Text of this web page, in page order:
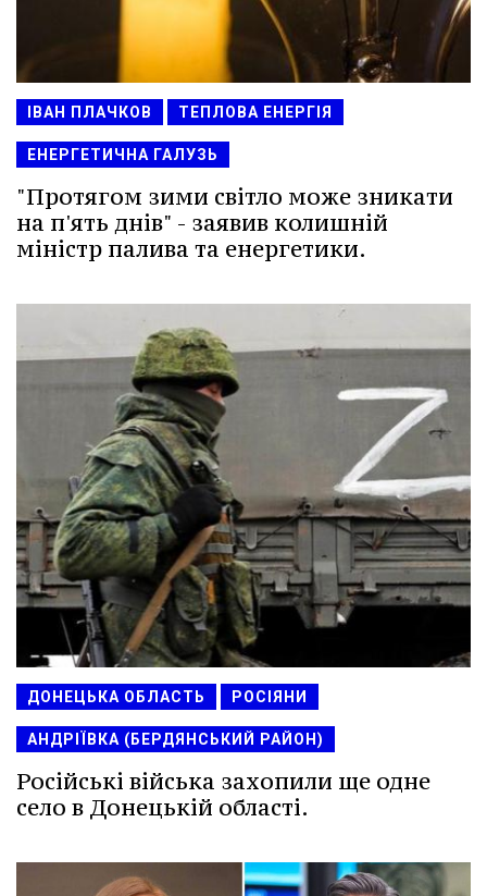
ІВАН ПЛАЧКОВ ТЕПЛОВА ЕНЕРГІЯ
ЕНЕРГЕТИЧНА ГАЛУЗЬ
"Протягом зими світло може зникати
на п'ять днів" - заявив колишній
міністр палива та енергетики.
ДОНЕЦЬКА ОБЛАСТЬ РОСІЯНИ
АНДРІЇВКА (БЕРДЯНСЬКИЙ РАЙОН)
Російські війська захопили ще одне
село в Донецькій області.